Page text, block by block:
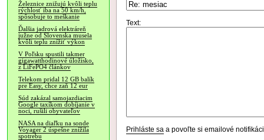
Železnice znižujú kvôli teplu
rýchlosť iba na 50 km/h,
spôsobuje to meškanie
Ďalšia jadrová elektráreň
južne od Slovenska musela
kvôli teplu znížiť výkon
V Poľsku spustili takmer
gigawatthodinové úložisko,
z LiFePO4 článkov
Telekom pridal 12 GB balík
pre Easy, chce zaň 12 eur
Súd zakázal samojazdiacim
Google taxíkom dobíjanie v
noci, rušili obyvateľov
NASA na diaľku na sonde
Voyager 2 úspešne znížila
spotrebu
Text:
Prihláste sa a povoľte si emailové